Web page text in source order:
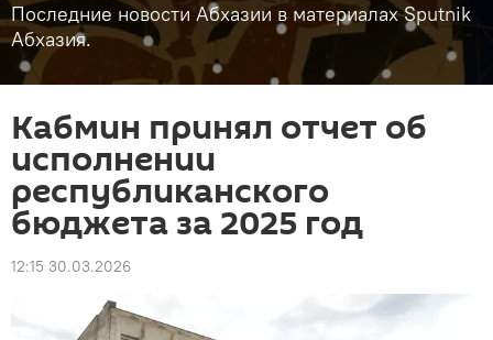
Последние новости Абхазии в материалах Sputnik
Абхазия.
Кабмин принял отчет об
исполнении
республиканского
бюджета за 2025 год
12:15 30.03.2026